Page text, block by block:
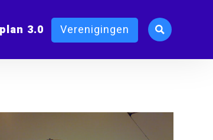
3.0 Verenigingen